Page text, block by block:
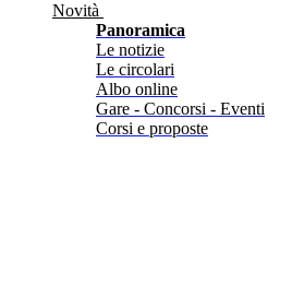
Novità
Panoramica
Le notizie
Le circolari
Albo online
Gare - Concorsi - Eventi
Corsi e proposte